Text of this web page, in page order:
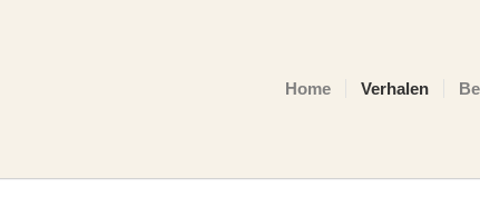
Home Verhalen